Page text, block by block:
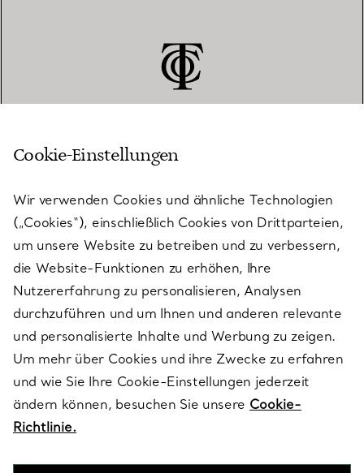
KUNDENSERVICE
SERVICES
ÜBER TIFFANY & CO.
RECHTLICHE HINWEISE
FOLGEN SIE UNS
Cookie-Einstellungen
Wir verwenden Cookies und ähnliche Technologien
(„Cookies“), einschließlich Cookies von Drittparteien,
um unsere Website zu betreiben und zu verbessern,
die Website-Funktionen zu erhöhen, Ihre
Nutzererfahrung zu personalisieren, Analysen
durchzuführen und um Ihnen und anderen relevante
und personalisierte Inhalte und Werbung zu zeigen.
Um mehr über Cookies und ihre Zwecke zu erfahren
und wie Sie Ihre Cookie-Einstellungen jederzeit
ändern können, besuchen Sie unsere Cookie-
Richtlinie.